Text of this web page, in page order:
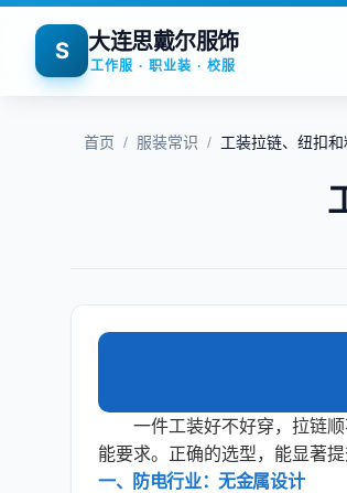
S 大连思戴尔服饰
工作服 · 职业装 · 校服
首页 / 服装常识 / 工装拉链、纽扣
一件工装好不好穿，拉链
能要求。正确的选型，能显著
一、防电行业：无金属设计